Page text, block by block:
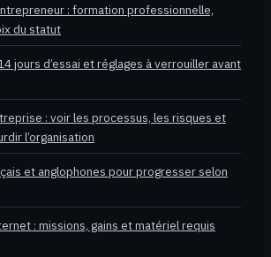
: formation professionnelle,
du statut
jours d’essai et réglages à verrouiller avant
: voir les processus, les risques et
l’organisation
et anglophones pour progresser selon
: missions, gains et matériel requis